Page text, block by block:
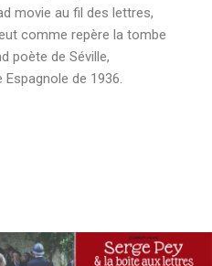
movie au fil des lettres,
comme repère la tombe
poète de Séville,
de 1936.